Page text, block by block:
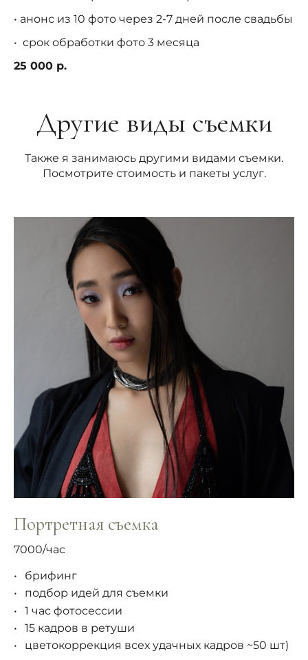
• анонс из 10 фото через 2-7 дней после свадьбы
• срок обработки фото 3 месяца
25 000 р.
Другие виды съемки
Также я занимаюсь другими видами съемки.
Посмотрите стоимость и пакеты услуг.
Портретная съемка
7000/час
брифинг
подбор идей для съемки
1 час фотосессии
15 кадров в ретуши
цветокоррекция всех удачных кадров ~50 шт)